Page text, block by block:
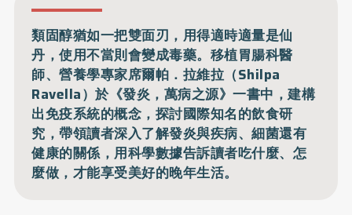
類固醇猶如一把雙面刃，用得適時適量是仙
丹，使用不當則會變成毒藥。移植胃腸科醫
師、營養學專家席爾帕．拉維拉（Shilpa
Ravella）於《發炎，萬病之源》一書中，建構
出免疫系統的概念，探討國際知名的飲食研
究，帶領讀者深入了解發炎與疾病、細菌還有
健康的關係，用科學數據告訴讀者吃什麼、怎
麼做，才能享受美好的晚年生活。